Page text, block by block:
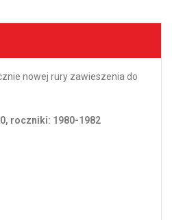
nowej rury zawieszenia do
roczniki: 1980-1982